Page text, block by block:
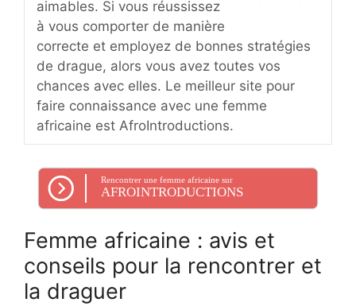
aimables. Si vous réussissez
à vous comporter de manière
correcte et employez de bonnes stratégies
de drague, alors vous avez toutes vos
chances avec elles. Le meilleur site pour
faire connaissance avec une femme
africaine est AfroIntroductions.
Rencontrer une femme africaine sur
AFROINTRODUCTIONS
Femme africaine : avis et
conseils pour la rencontrer et
la draguer